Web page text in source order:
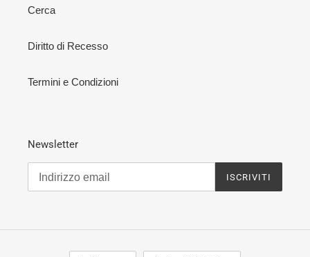
Cerca
Diritto di Recesso
Termini e Condizioni
Newsletter
ISCRIVITI